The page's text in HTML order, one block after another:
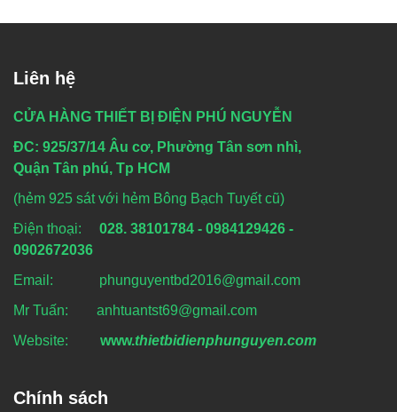
Liên hệ
CỬA HÀNG THIẾT BỊ ĐIỆN PHÚ NGUYỄN
ĐC: 925/37/14 Âu cơ, Phường Tân sơn nhì,
Quận Tân phú, Tp HCM
(hẻm 925 sát với hẻm Bông Bạch Tuyết cũ)
Điện thoại: 028. 38101784 - 0984129426 -
0902672036
Email: phunguyentbd2016@gmail.com
Mr Tuấn: anhtuantst69@gmail.com
Website:
www.thietbidienphunguyen.com
Chính sách